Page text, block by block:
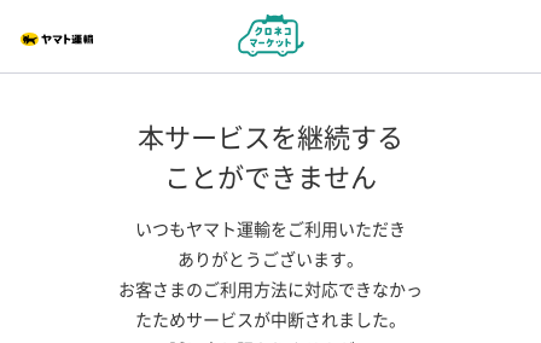
本サービスを継続する
ことができません
いつもヤマト運輸をご利用いただき
ありがとうございます。
お客さまのご利用方法に対応できなかっ
たためサービスが中断されました。